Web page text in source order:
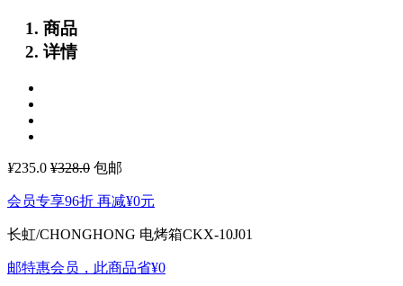
商品
详情
¥235.0 ¥328.0 包邮
会员专享96折 再减¥0元
长虹/CHONGHONG 电烤箱CKX-10J01
邮特惠会员，此商品省¥0